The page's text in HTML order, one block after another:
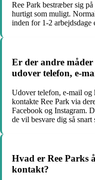
Ree Park bestræber sig på
hurtigt som muligt.
inden for 1-2 arbejdsdage
Er der andre
udover telefon, e-
Udover telefon, e-mail og
kontakte Ree Park via
Facebook og Instagram.
de vil besvare dig så snart
Hvad er Ree Parks
kontakt?